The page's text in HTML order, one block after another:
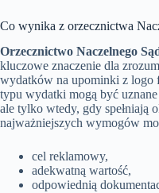
Co wynika z orzecznictwa
Orzecznictwo Naczelnego
kluczowe znaczenie dla
wydatków na upominki z logo
typu wydatki mogą być uznane
ale tylko wtedy, gdy spełniają
najważniejszych wymogów
cel reklamowy,
adekwatną wartość,
odpowiednią